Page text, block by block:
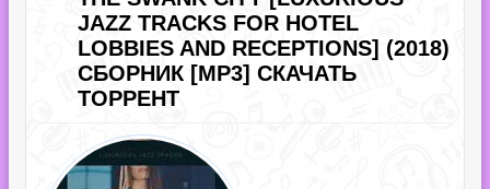
JAZZ TRACKS FOR HOTEL
LOBBIES AND RECEPTIONS] (2018)
СБОРНИК [MP3] СКАЧАТЬ
ТОРРЕНТ